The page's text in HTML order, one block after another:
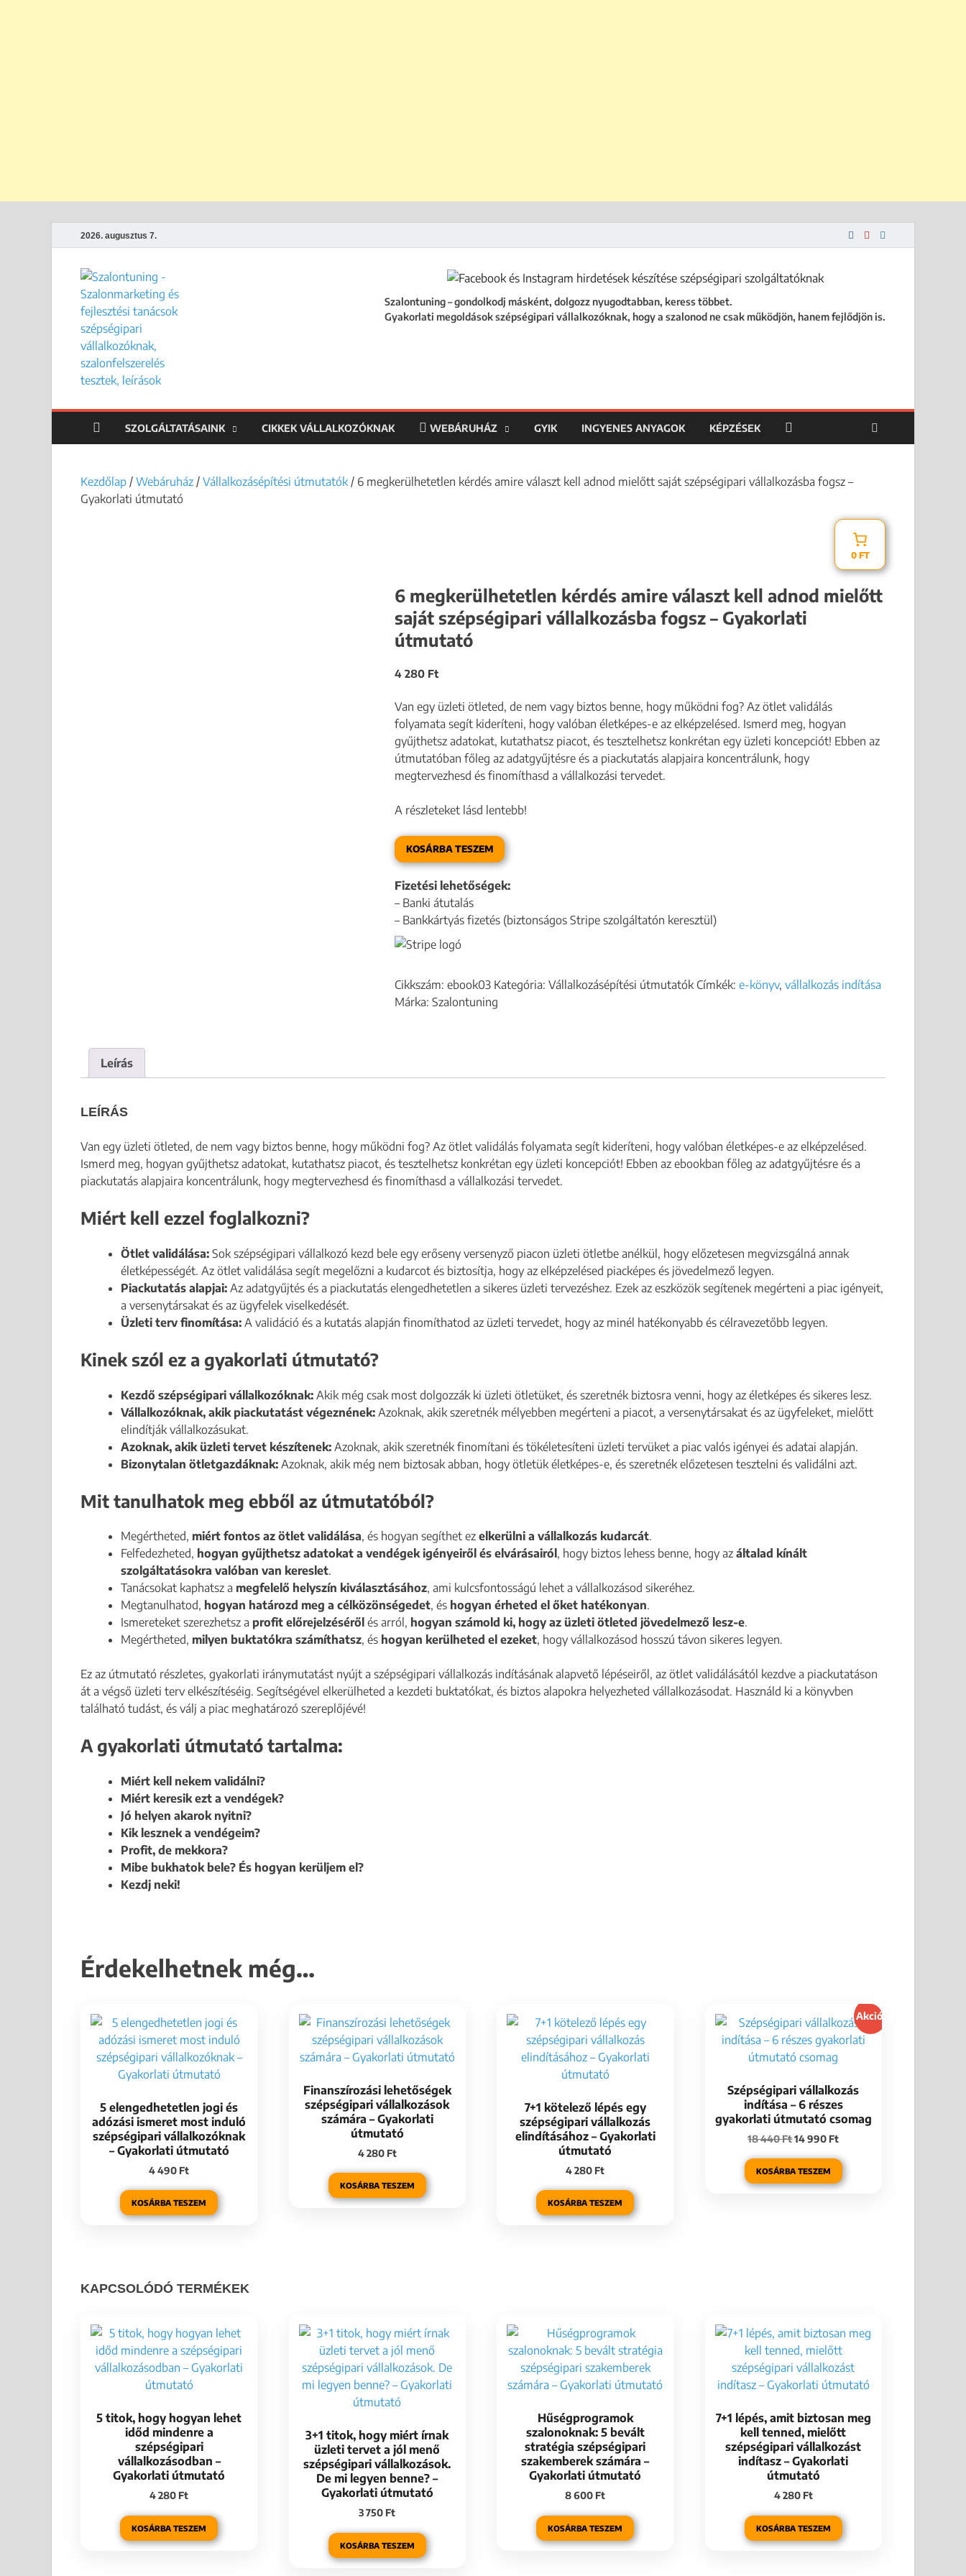
2026. augusztus 7.
Szalontuning – gondolkodj másként, dolgozz nyugodtabban, keress többet.
Gyakorlati megoldások szépségipari vállalkozóknak, hogy a szalonod ne csak működjön, hanem fejlődjön is.
SZOLGÁLTATÁSAINK CIKKEK VÁLLALKOZÓKNAK WEBÁRUHÁZ GYIK INGYENES ANYAGOK KÉPZÉSEK
Kezdőlap / Webáruház / Vállalkozásépítési útmutatók/ 6 megkerülhetetlen kérdés amire választ kell adnod mielőtt saját szépségipari vállalkozásba fogsz –
Gyakorlati útmutató
0 FT
6 megkerülhetetlen kérdés amire választ kell adnod mielőtt
saját szépségipari vállalkozásba fogsz – Gyakorlati
útmutató
4 280 Ft
Van egy üzleti ötleted, de nem vagy biztos benne, hogy működni fog? Az ötlet validálás
folyamata segít kideríteni, hogy valóban életképes-e az elképzelésed. Ismerd meg, hogyan
gyűjthetsz adatokat, kutathatsz piacot, és tesztelhetsz konkrétan egy üzleti koncepciót! Ebben az
útmutatóban főleg az adatgyűjtésre és a piackutatás alapjaira koncentrálunk, hogy
megtervezhesd és finomíthasd a vállalkozási tervedet.
A részleteket lásd lentebb!
KOSÁRBA TESZEM
Fizetési lehetőségek:
– Banki átutalás
– Bankkártyás fizetés (biztonságos Stripe szolgáltatón keresztül)
Cikkszám: ebook03 Kategória: Vállalkozásépítési útmutatók Címkék: e-könyv, vállalkozás indítása
Márka: Szalontuning
Leírás
LEÍRÁS
Van egy üzleti ötleted, de nem vagy biztos benne, hogy működni fog? Az ötlet validálás folyamata segít kideríteni, hogy valóban életképes-e az elképzelésed.
Ismerd meg, hogyan gyűjthetsz adatokat, kutathatsz piacot, és tesztelhetsz konkrétan egy üzleti koncepciót! Ebben az ebookban főleg az adatgyűjtésre és a
piackutatás alapjaira koncentrálunk, hogy megtervezhesd és finomíthasd a vállalkozási tervedet.
Miért kell ezzel foglalkozni?
Ötlet validálása: Sok szépségipari vállalkozó kezd bele egy erőseny versenyző piacon üzleti ötletbe anélkül, hogy előzetesen megvizsgálná annak
életképességét. Az ötlet validálása segít megelőzni a kudarcot és biztosítja, hogy az elképzelésed piacképes és jövedelmező legyen.
Piackutatás alapjai: Az adatgyűjtés és a piackutatás elengedhetetlen a sikeres üzleti tervezéshez. Ezek az eszközök segítenek megérteni a piac igényeit,
a versenytársakat és az ügyfelek viselkedését.
Üzleti terv finomítása: A validáció és a kutatás alapján finomíthatod az üzleti tervedet, hogy az minél hatékonyabb és célravezetőbb legyen.
Kinek szól ez a gyakorlati útmutató?
Kezdő szépségipari vállalkozóknak: Akik még csak most dolgozzák ki üzleti ötletüket, és szeretnék biztosra venni, hogy az életképes és sikeres lesz.
Vállalkozóknak, akik piackutatást végeznének: Azoknak, akik szeretnék mélyebben megérteni a piacot, a versenytársakat és az ügyfeleket, mielőtt
elindítják vállalkozásukat.
Azoknak, akik üzleti tervet készítenek: Azoknak, akik szeretnék finomítani és tökéletesíteni üzleti tervüket a piac valós igényei és adatai alapján.
Bizonytalan ötletgazdáknak: Azoknak, akik még nem biztosak abban, hogy ötletük életképes-e, és szeretnék előzetesen tesztelni és validálni azt.
Mit tanulhatok meg ebből az útmutatóból?
Megértheted, miért fontos az ötlet validálása, és hogyan segíthet ez elkerülni a vállalkozás kudarcát.
Felfedezheted, hogyan gyűjthetsz adatokat a vendégek igényeiről és elvárásairól , hogy biztos lehess benne, hogy az általad kínált
szolgáltatásokra valóban van kereslet.
Tanácsokat kaphatsz a megfelelő helyszín kiválasztásához, ami kulcsfontosságú lehet a vállalkozásod sikeréhez.
Megtanulhatod, hogyan határozd meg a célközönségedet, és hogyan érheted el őket hatékonyan.
Ismereteket szerezhetsz a profit előrejelzéséről és arról, hogyan számold ki, hogy az üzleti ötleted jövedelmező lesz-e.
Megértheted, milyen buktatókra számíthatsz, és hogyan kerülheted el ezeket, hogy vállalkozásod hosszú távon sikeres legyen.
Ez az útmutató részletes, gyakorlati iránymutatást nyújt a szépségipari vállalkozás indításának alapvető lépéseiről, az ötlet validálásától kezdve a piackutatáson
át a végső üzleti terv elkészítéséig. Segítségével elkerülheted a kezdeti buktatókat, és biztos alapokra helyezheted vállalkozásodat. Használd ki a könyvben
található tudást, és válj a piac meghatározó szereplőjévé!
A gyakorlati útmutató tartalma:
Miért kell nekem validálni?
Miért keresik ezt a vendégek?
Jó helyen akarok nyitni?
Kik lesznek a vendégeim?
Profit, de mekkora?
Mibe bukhatok bele? És hogyan kerüljem el?
Kezdj neki!
Érdekelhetnek még…
5 elengedhetetlen jogi és
adózási ismeret most induló
szépségipari vállalkozóknak
– Gyakorlati útmutató
4 490 Ft
KOSÁRBA TESZEM
Finanszírozási lehetőségek
szépségipari vállalkozások
számára – Gyakorlati
útmutató
4 280 Ft
KOSÁRBA TESZEM
7+1 kötelező lépés egy
szépségipari vállalkozás
elindításához – Gyakorlati
útmutató
4 280 Ft
KOSÁRBA TESZEM
Akció!
Szépségipari vállalkozás
indítása – 6 részes
gyakorlati útmutató csomag
18 440Ft14 990 Ft
KOSÁRBA TESZEM
KAPCSOLÓDÓ TERMÉKEK
5 titok, hogy hogyan lehet
időd mindenre a
szépségipari
vállalkozásodban –
Gyakorlati útmutató
4 280 Ft
KOSÁRBA TESZEM
3+1 titok, hogy miért írnak
üzleti tervet a jól menő
szépségipari vállalkozások.
De mi legyen benne? –
Gyakorlati útmutató
3 750 Ft
KOSÁRBA TESZEM
Hűségprogramok
szalonoknak: 5 bevált
stratégia szépségipari
szakemberek számára –
Gyakorlati útmutató
8 600 Ft
KOSÁRBA TESZEM
7+1 lépés, amit biztosan meg
kell tenned, mielőtt
szépségipari vállalkozást
indítasz – Gyakorlati
útmutató
4 280 Ft
KOSÁRBA TESZEM